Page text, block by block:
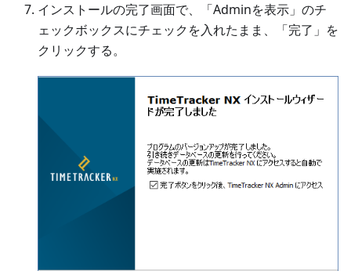
インストールの完了画面で、「Adminを表示」のチ
ェックボックスにチェックを入れたまま、「完了」を
クリックする。